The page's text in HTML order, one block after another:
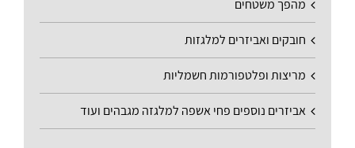
מהפך משטחים
חובקים ואביזרים למלגזות
מריצות ופלטפורמות חשמליות
אביזרים נוספים פחי אשפה למלגזה מגבהים ועוד